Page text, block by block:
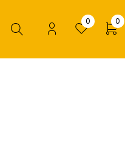
0 0